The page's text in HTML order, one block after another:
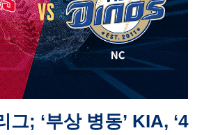
; ‘부상 병동’ KIA, ‘4